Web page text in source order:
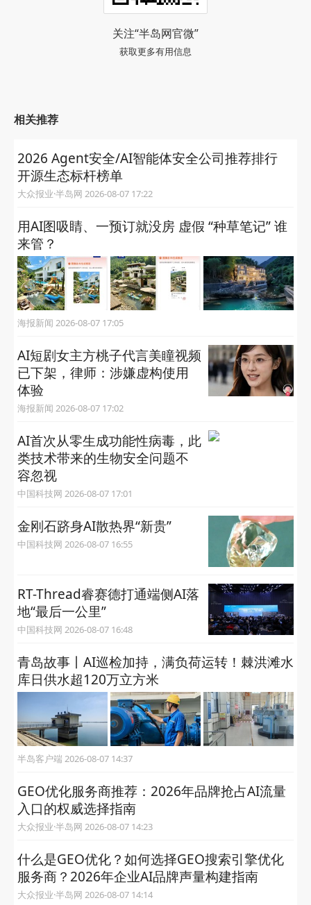
关注“半岛网官微”
获取更多有用信息
相关推荐
2026 Agent安全/AI智能体安全公司推荐排行
开源生态标杆榜单
大众报业·半岛网 2026-08-07 17:22
用AI图吸睛、一预订就没房 虚假 “种草笔记” 谁
来管？
海报新闻 2026-08-07 17:05
AI短剧女主方桃子代言美瞳视频
已下架，律师：涉嫌虚构使用
体验
海报新闻 2026-08-07 17:02
AI首次从零生成功能性病毒，​此
类技术带来的生物安全问题不
容忽视
中国科技网 2026-08-07 17:01
金刚石跻身AI散热界“新贵”
中国科技网 2026-08-07 16:55
RT-Thread睿赛德打通端侧AI落
地“最后一公里”
中国科技网 2026-08-07 16:48
青岛故事丨AI巡检加持，满负荷运转！棘洪滩水
库日供水超120万立方米
半岛客户端 2026-08-07 14:37
GEO优化服务商推荐：2026年品牌抢占AI流量
入口的权威选择指南
大众报业·半岛网 2026-08-07 14:23
什么是GEO优化？如何选择GEO搜索引擎优化
服务商？2026年企业AI品牌声量构建指南
大众报业·半岛网 2026-08-07 14:14